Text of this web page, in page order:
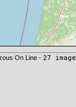
On Line - 27